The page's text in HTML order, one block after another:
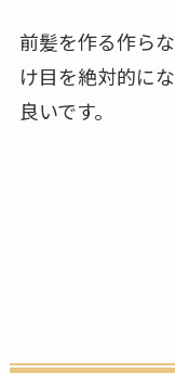
前髪を作る作ら
け目を絶対的に
良いです。